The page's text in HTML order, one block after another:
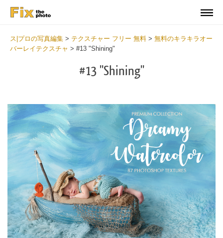
ス|プロの写真編集 > テクスチャー フリー 無料 > 無料のキラキラオー
バーレイテクスチャ > #13 "Shining"
#13 "Shining"